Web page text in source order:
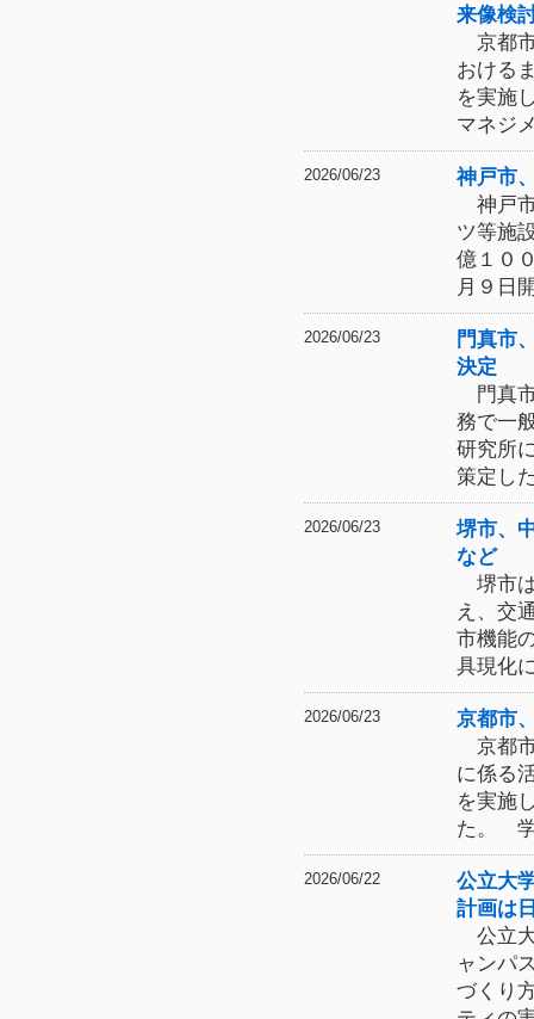
来像検
京都
おける
を実施
マネジ
2026/06/23
神戸市
神戸
ツ等施
億１０
月９日
2026/06/23
門真市
決定
門真
務で一
研究所
策定し
2026/06/23
堺市、
など
堺市
え、交
市機能
具現化
2026/06/23
京都市
京都
に係る
を実施
た。 学
2026/06/22
公立大
計画は
公立
ャンパ
づくり